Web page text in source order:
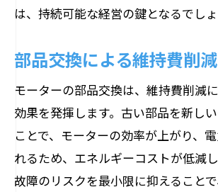
は、持続可能な経営の鍵となるでしょ
部品交換による維持費削
モーターの部品交換は、維持費削減
効果を発揮します。古い部品を新し
ことで、モーターの効率が上がり、
れるため、エネルギーコストが低減し
故障のリスクを最小限に抑えること